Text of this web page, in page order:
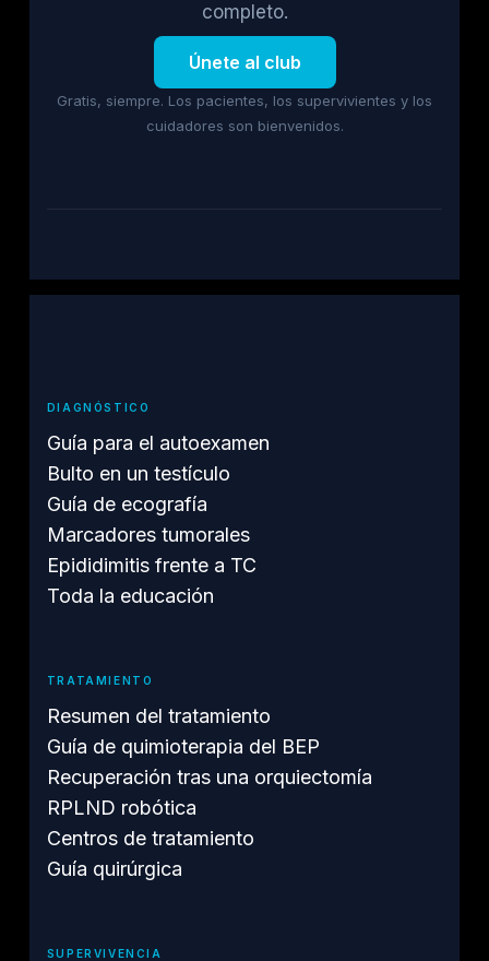
completo.
Únete al club
Gratis, siempre. Los pacientes, los supervivientes y los
cuidadores son bienvenidos.
DIAGNÓSTICO
Guía para el autoexamen
Bulto en un testículo
Guía de ecografía
Marcadores tumorales
Epididimitis frente a TC
Toda la educación
TRATAMIENTO
Resumen del tratamiento
Guía de quimioterapia del BEP
Recuperación tras una orquiectomía
RPLND robótica
Centros de tratamiento
Guía quirúrgica
SUPERVIVENCIA